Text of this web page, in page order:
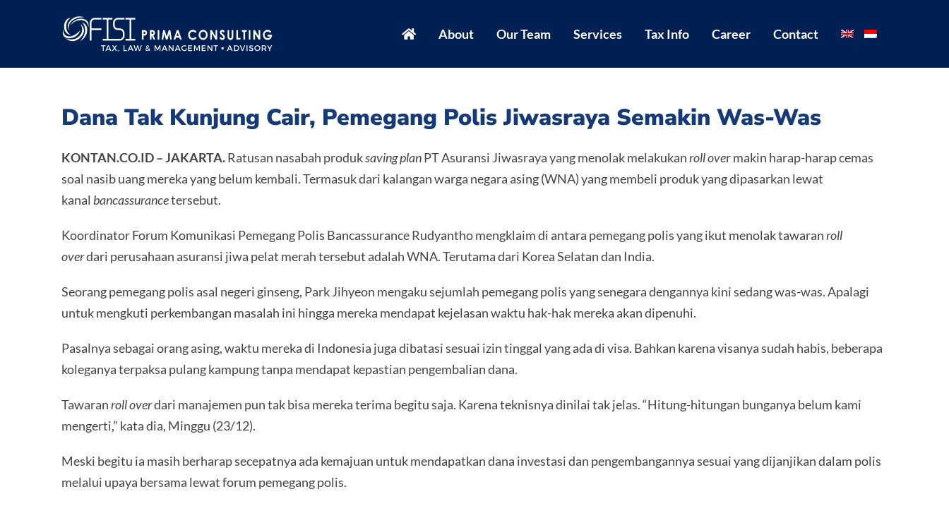
About Our Team Services Tax Info Career Contact
Dana Tak Kunjung Cair, Pemegang Polis Jiwasraya Semakin Was-Was
KONTAN.CO.ID –JAKARTA.Ratusan nasabah produksaving planPT Asuransi Jiwasraya yang menolak melakukanroll over makin harap-harap cemas
soal nasib uang mereka yang belum kembali. Termasuk dari kalangan warga negara asing (WNA) yang membeli produk yang dipasarkan lewat
kanal bancassurancetersebut.
Koordinator Forum Komunikasi Pemegang Polis Bancassurance Rudyantho mengklaim di antara pemegang polis yang ikut menolak tawaranroll
overdari perusahaan asuransi jiwa pelat merah tersebut adalah WNA. Terutama dari Korea Selatan dan India.
Seorang pemegang polis asal negeri ginseng, Park Jihyeon mengaku sejumlah pemegang polis yang senegara dengannya kini sedang was-was. Apalagi
untuk mengkuti perkembangan masalah ini hingga mereka mendapat kejelasan waktu hak-hak mereka akan dipenuhi.
Pasalnya sebagai orang asing, waktu mereka di Indonesia juga dibatasi sesuai izin tinggal yang ada di visa. Bahkan karena visanya sudah habis, beberapa
koleganya terpaksa pulang kampung tanpa mendapat kepastian pengembalian dana.
Tawaranroll overdari manajemen pun tak bisa mereka terima begitu saja. Karena teknisnya dinilai tak jelas. “Hitung-hitungan bunganya belum kami
mengerti,” kata dia, Minggu (23/12).
Meski begitu ia masih berharap secepatnya ada kemajuan untuk mendapatkan dana investasi dan pengembangannya sesuai yang dijanjikan dalam polis
melalui upaya bersama lewat forum pemegang polis.